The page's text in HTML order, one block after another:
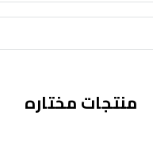
منتجات مختاره